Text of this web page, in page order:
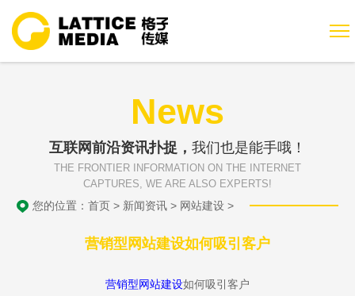
News
互联网前沿资讯扑捉， 我们也是能手哦！
THE FRONTIER INFORMATION ON THE INTERNET
CAPTURES, WE ARE ALSO EXPERTS!
您的位置：首页 > 新闻资讯 > 网站建设 >
营销型网站建设如何吸引客户
营销型网站建设如何吸引客户